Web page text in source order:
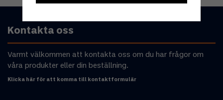
Kontakta oss
Varmt välkommen att kontakta oss om du har frågor om
våra produkter eller din beställning.
Klicka här för att komma till kontaktformulär